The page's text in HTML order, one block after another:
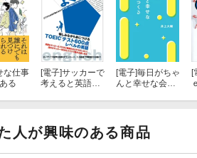
ればいいかがはっきりわかる、実用的
く学べます！
が変わる一冊です。
な仕事
る
[電子]サッカーで
考えると英語は
[電子]毎日がちゃ
んと幸せな会社
[
人が興味のある商品